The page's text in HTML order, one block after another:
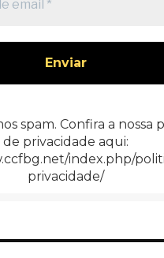
spam. Confira a nossa
de privacidade aqui:
index.php/
privacidade/